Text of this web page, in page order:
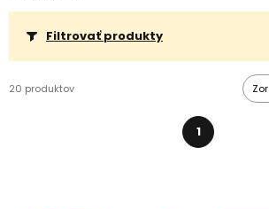
nejvyhledávanější. Velmi snadno se
jsou z něj pevné a trvanlivé výrobky. Je
dekorovat. Vyberte si mezi DAS
hmotnosti 500 a 1000 g, DAS Junior
hmotnosti 100 g, nebo dalších pomůcek
Filtrovať produkty
20 produktov
1